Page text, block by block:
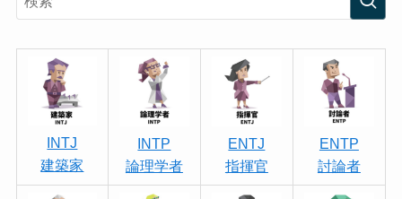
INTJ
建築家
INTP
論理学者
ENTJ
指揮官
ENTP
討論者